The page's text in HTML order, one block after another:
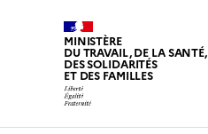
MINISTÈRE
DU TRAVAIL, DE LA SANTÉ,
DES SOLIDARITÉS
ET DES FAMILLES